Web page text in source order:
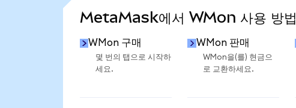
MetaMask에서 WMon 사용 방법
WMon 구매
몇 번의 탭으로 시작하
세요.
WMon 판매
WMon을(를) 현금으
로 교환하세요.